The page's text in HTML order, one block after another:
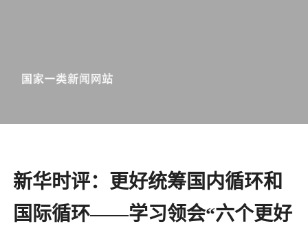
新华时评：更好统筹国内循环和
国际循环——学习领会“六个更好